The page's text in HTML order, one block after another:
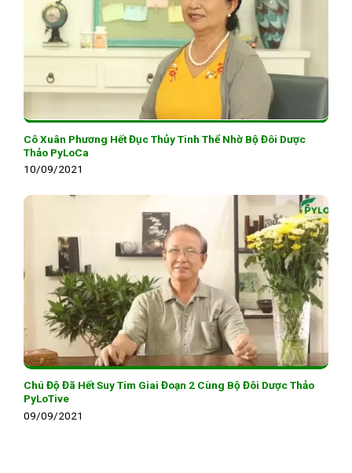
Cô Xuân Phương Hết Đục Thủy Tinh Thể Nhờ Bộ Đôi Dược
Thảo PyLoCa
10/09/2021
Chú Độ Đã Hết Suy Tim Giai Đoạn 2 Cùng Bộ Đôi Dược Thảo
PyLoTive
09/09/2021